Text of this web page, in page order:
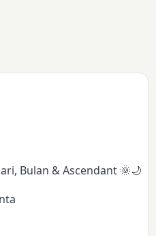
Bulan & Ascendant 🌞🌙✨